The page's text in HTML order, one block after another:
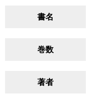
書名
巻数
著者